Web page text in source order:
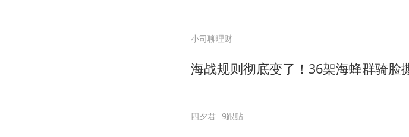
小司聊理财
海战规则彻底变了！36架海蜂群骑脸
四夕君 9跟贴